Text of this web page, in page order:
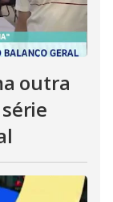
outra